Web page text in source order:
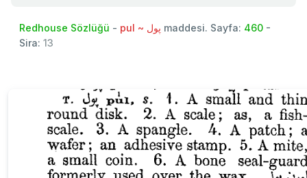
Redhouse Sözlüğü - pul ~ پول maddesi. Sayfa: 460 -
Sira: 13